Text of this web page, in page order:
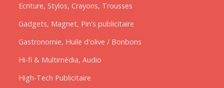
Ecriture, Stylos, Crayons, Trousses
Gadgets, Magnet, Pin's publicitaire
Gastronomie, Huile d'olive / Bonbons
Hi-fi & Multimédia, Audio
High-Tech Publicitaire